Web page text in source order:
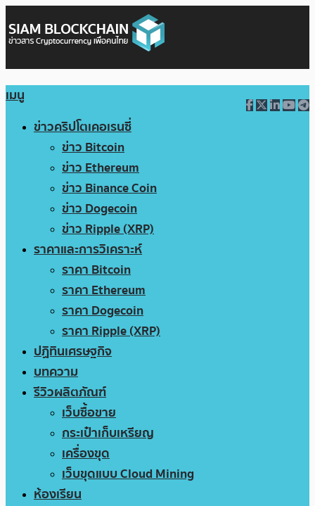
เมนู
ข่าวคริปโตเคอเรนซี่
ข่าว Bitcoin
ข่าว Ethereum
ข่าว Binance Coin
ข่าว Dogecoin
ข่าว Ripple (XRP)
ราคาและการวิเคราะห์
ราคา Bitcoin
ราคา Ethereum
ราคา Dogecoin
ราคา Ripple (XRP)
ปฏิทินเศรษฐกิจ
บทความ
รีวิวผลิตภัณฑ์
เว็บซื้อขาย
กระเป๋าเก็บเหรียญ
เครื่องขุด
เว็บขุดแบบ Cloud Mining
ห้องเรียน